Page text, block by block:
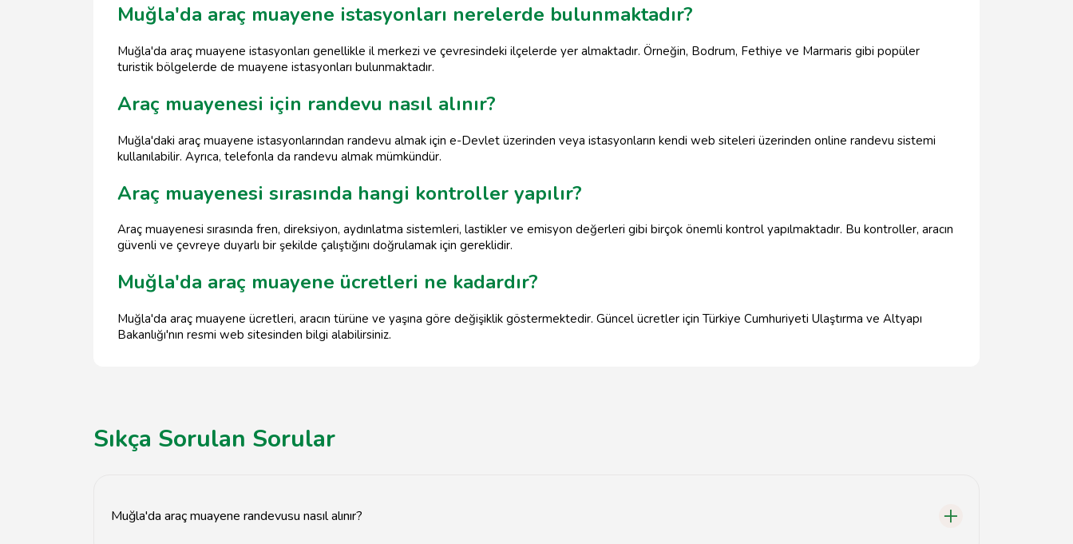
Muğla'da araç muayene istasyonları nerelerde bulunmaktadır?
Muğla'da araç muayene istasyonları genellikle il merkezi ve çevresindeki ilçelerde yer almaktadır. Örneğin, Bodrum, Fethiye ve Marmaris gibi popüler
turistik bölgelerde de muayene istasyonları bulunmaktadır.
Araç muayenesi için randevu nasıl alınır?
Muğla'daki araç muayene istasyonlarından randevu almak için e-Devlet üzerinden veya istasyonların kendi web siteleri üzerinden online randevu sistemi
kullanılabilir. Ayrıca, telefonla da randevu almak mümkündür.
Araç muayenesi sırasında hangi kontroller yapılır?
Araç muayenesi sırasında fren, direksiyon, aydınlatma sistemleri, lastikler ve emisyon değerleri gibi birçok önemli kontrol yapılmaktadır. Bu kontroller, aracın
güvenli ve çevreye duyarlı bir şekilde çalıştığını doğrulamak için gereklidir.
Muğla'da araç muayene ücretleri ne kadardır?
Muğla'da araç muayene ücretleri, aracın türüne ve yaşına göre değişiklik göstermektedir. Güncel ücretler için Türkiye Cumhuriyeti Ulaştırma ve Altyapı
Bakanlığı'nın resmi web sitesinden bilgi alabilirsiniz.
Sıkça Sorulan Sorular
Muğla'da araç muayene randevusu nasıl alınır?